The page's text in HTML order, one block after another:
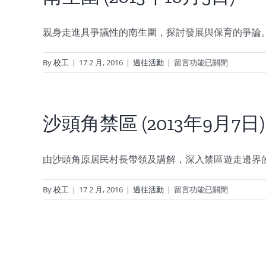
水
(2013
11
月
親身走進具爭議性的南生圍，探討發展與保育的爭論。
By校工 | 17 2 月, 2016 | 過往活動 | 在
〈南
(2013
年
月
日)〉
中
留言功能已關閉
沙頭角禁區 (2013年9月7日)
由沙頭角原居民村長帶領及講解，深入禁區遊走邊界
By校工 | 17 2 月, 2016 | 過往活動 | 在
〈沙
留言功能已關閉